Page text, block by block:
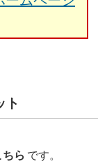
ト
ら です。